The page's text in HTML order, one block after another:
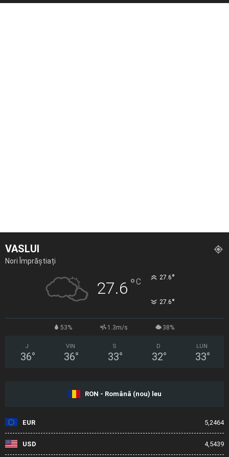
VASLUI
Nori Împrăștiați
27.6 °C 27.6°
27.6°
53% 1.3m/s 38%
J
36°
VIN
36°
S
33°
D
32°
LUN
33°
RON - Română (nou) leu
EUR 5,2464
USD 4,5439